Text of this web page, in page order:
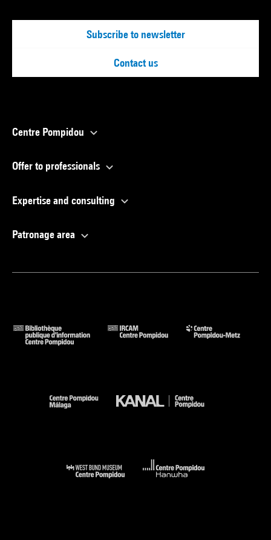
Subscribe to newsletter
Contact us
Centre Pompidou
Offer to professionals
Expertise and consulting
Patronage area